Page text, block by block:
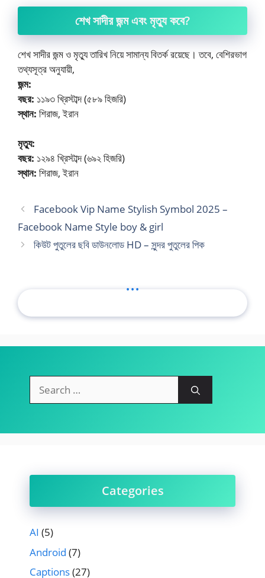
শেখ সাদীর জন্ম এবং মৃত্যু কবে?
শেখ সাদীর জন্ম ও মৃত্যু তারিখ নিয়ে সামান্য বিতর্ক রয়েছে। তবে, বেশিরভাগ
তথ্যসূত্র অনুযায়ী,
জন্ম:
বছর: ১১৯৩ খ্রিস্টাব্দ (৫৮৯ হিজরি)
স্থান: শিরাজ, ইরান
মৃত্যু:
বছর: ১২৯৪ খ্রিস্টাব্দ (৬৯২ হিজরি)
স্থান: শিরাজ, ইরান
Facebook Vip Name Stylish Symbol 2025 –
Facebook Name Style boy & girl
কিউট পুতুলের ছবি ডাউনলোড HD – সুন্দর পুতুলের পিক
...
for:
Categories
AI (5)
Android (7)
Captions(27)